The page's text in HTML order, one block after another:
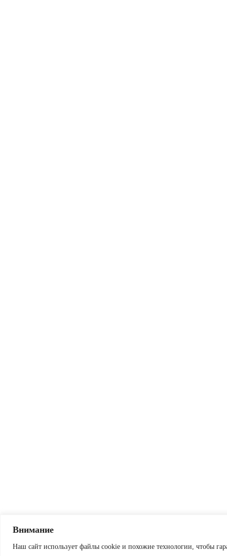
Внимание
Наш сайт использует файлы cookie и похожие технологии, чтобы